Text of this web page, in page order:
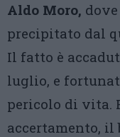
Aldo Moro,
precipitato dal
Il fatto è
luglio, e
pericolo di vita.
accertamento, il